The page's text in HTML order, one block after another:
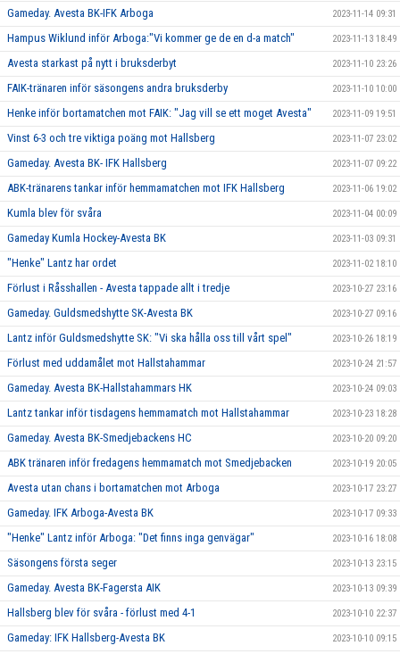
Gameday. Avesta BK-IFK Arboga 2023-11-14 09:31
Hampus Wiklund inför Arboga:"Vi kommer ge de en d-a match" 2023-11-13 18:49
Avesta starkast på nytt i bruksderbyt 2023-11-10 23:26
FAIK-tränaren inför säsongens andra bruksderby 2023-11-10 10:00
Henke inför bortamatchen mot FAIK: "Jag vill se ett moget Avesta" 2023-11-09 19:51
Vinst 6-3 och tre viktiga poäng mot Hallsberg 2023-11-07 23:02
Gameday. Avesta BK- IFK Hallsberg 2023-11-07 09:22
ABK-tränarens tankar inför hemmamatchen mot IFK Hallsberg 2023-11-06 19:02
Kumla blev för svåra 2023-11-04 00:09
Gameday Kumla Hockey-Avesta BK 2023-11-03 09:31
"Henke" Lantz har ordet 2023-11-02 18:10
Förlust i Råsshallen - Avesta tappade allt i tredje 2023-10-27 23:16
Gameday. Guldsmedshytte SK-Avesta BK 2023-10-27 09:16
Lantz inför Guldsmedshytte SK: "Vi ska hålla oss till vårt spel" 2023-10-26 18:19
Förlust med uddamålet mot Hallstahammar 2023-10-24 21:57
Gameday. Avesta BK-Hallstahammars HK 2023-10-24 09:03
Lantz tankar inför tisdagens hemmamatch mot Hallstahammar 2023-10-23 18:28
Gameday. Avesta BK-Smedjebackens HC 2023-10-20 09:20
ABK tränaren inför fredagens hemmamatch mot Smedjebacken 2023-10-19 20:05
Avesta utan chans i bortamatchen mot Arboga 2023-10-17 23:27
Gameday. IFK Arboga-Avesta BK 2023-10-17 09:33
"Henke" Lantz inför Arboga: "Det finns inga genvägar" 2023-10-16 18:08
Säsongens första seger 2023-10-13 23:15
Gameday. Avesta BK-Fagersta AIK 2023-10-13 09:39
Hallsberg blev för svåra - förlust med 4-1 2023-10-10 22:37
Gameday: IFK Hallsberg-Avesta BK 2023-10-10 09:15